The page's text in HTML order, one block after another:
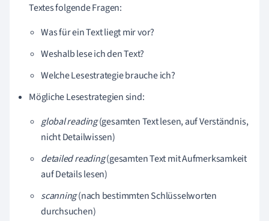
Textes folgende Fragen:
Was für ein Text liegt mir vor?
Weshalb lese ich den Text?
Welche Lesestrategie brauche ich?
Mögliche Lesestrategien sind:
global reading(gesamten Text lesen, auf Verständnis,
nicht Detailwissen)
detailed reading(gesamten Text mit Aufmerksamkeit
auf Details lesen)
scanning(nach bestimmten Schlüsselworten
durchsuchen)